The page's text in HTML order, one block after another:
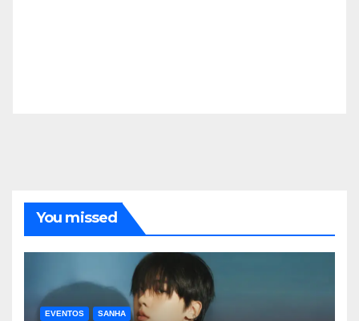
You missed
EVENTOS SANHA